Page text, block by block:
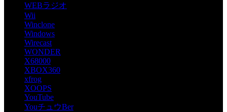
WEBラジオ
Wii
Winclone
Windows
Wirecast
WONDER
X68000
XBOX360
xfrog
XOOPS
YouTube
YouチュウBer